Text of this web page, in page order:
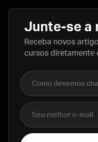
Junte-se a
Receba novos
cursos diretamente
Nome completo
E-mail